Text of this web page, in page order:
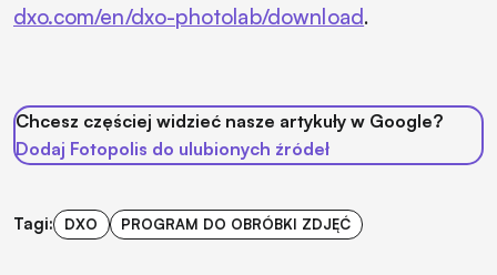
dxo.com/en/dxo-photolab/download.
Chcesz częściej widzieć nasze artykuły w Google?
Dodaj Fotopolis do ulubionych źródeł
Tagi: DXO PROGRAM DO OBRÓBKI ZDJĘĆ